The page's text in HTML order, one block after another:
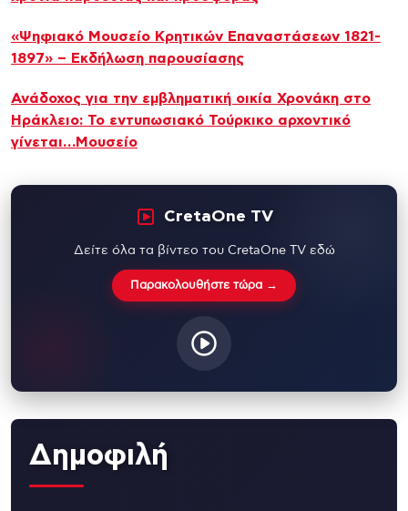
«Ψηφιακό Μουσείο Κρητικών Επαναστάσεων 1821-
1897» – Εκδήλωση παρουσίασης
Ανάδοχος για την εμβληματική οικία Χρονάκη στο
Ηράκλειο: Το εντυπωσιακό Τούρκικο αρχοντικό
γίνεται…Μουσείο
CretaOne TV
Δείτε όλα τα βίντεο του CretaOne TV εδώ
Παρακολουθήστε τώρα →
Δημοφιλή